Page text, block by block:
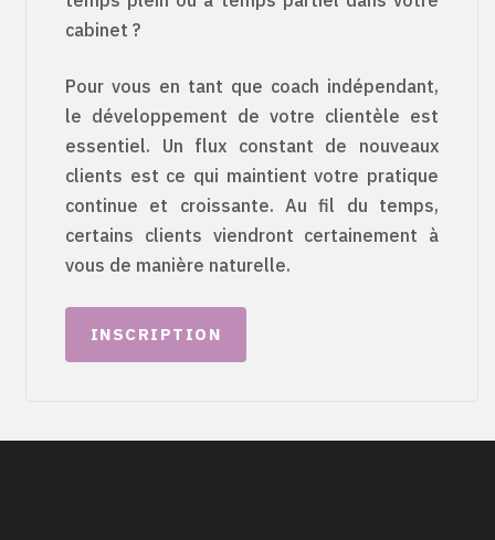
cabinet ?
Pour vous en tant que coach indépendant,
le développement de votre clientèle est
essentiel. Un flux constant de nouveaux
clients est ce qui maintient votre pratique
continue et croissante. Au fil du temps,
certains clients viendront certainement à
vous de manière naturelle.
INSCRIPTION